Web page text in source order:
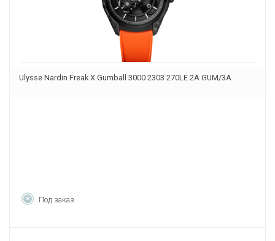
Ulysse Nardin Freak X Gumball 3000 2303 270LE 2A GUM/3A
Под заказ